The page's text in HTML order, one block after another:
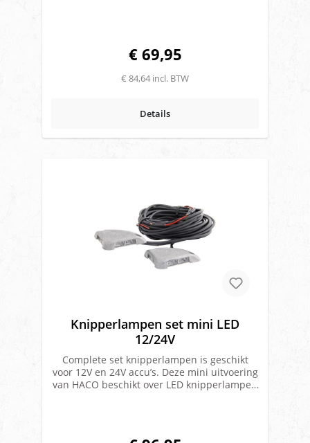
€ 69,95
€ 84,64 incl. BTW
Details
Knipperlampen set mini LED
12/24V
Complete set knipperlampen is geschikt
voor 12V en 24V accu’s. Deze mini uitvoering
van HACO beschikt over LED knipperlampen